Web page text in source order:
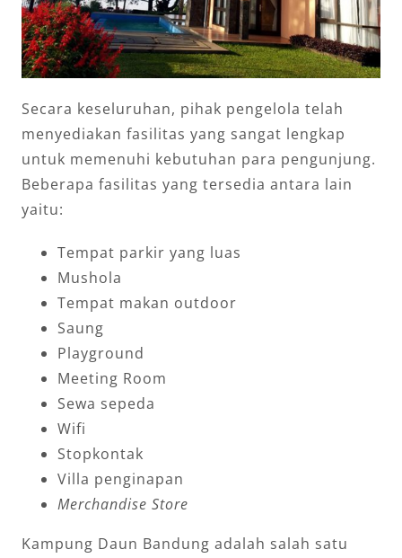
Secara keseluruhan, pihak pengelola telah
menyediakan fasilitas yang sangat lengkap
untuk memenuhi kebutuhan para pengunjung.
Beberapa fasilitas yang tersedia antara lain
yaitu:
Tempat parkir yang luas
Mushola
Tempat makan outdoor
Saung
Playground
Meeting Room
Sewa sepeda
Wifi
Stopkontak
Villa penginapan
Merchandise Store
Kampung Daun Bandung adalah salah satu